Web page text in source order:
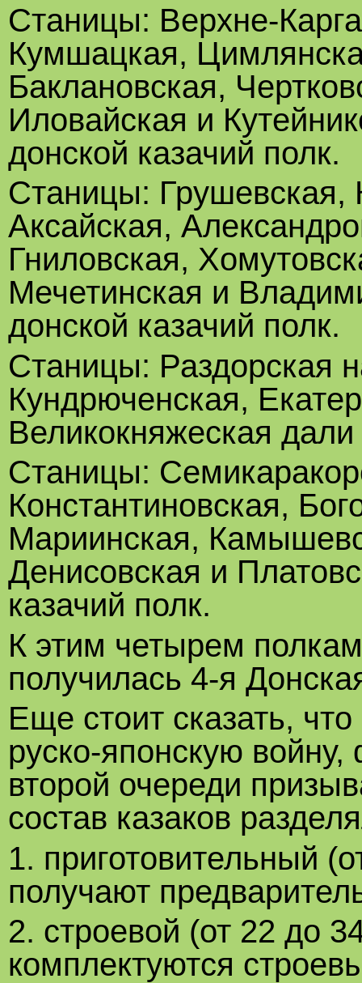
Станицы: Верхне-
Кумшацкая,
Баклановская,
Иловайская и
донской казачий полк.
Станицы: Грушевская,
Аксайская,
Гниловская,
Мечетинская и
донской казачий полк.
Станицы: Раздорская
Кундрюченская,
Великокняжеская
Станицы:
Константиновская,
Мариинская,
Денисовская и
казачий полк.
К этим четырем
получилась 4-я
Еще стоит сказать,
руско-японскую
второй очереди
состав казаков
1. приготовительный
получают
2. строевой (от 22 до
комплектуются